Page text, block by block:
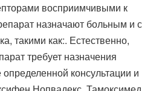
восприимчивыми к
назначают больным и с
такими как:. Естественно,
требует назначения
консультации и